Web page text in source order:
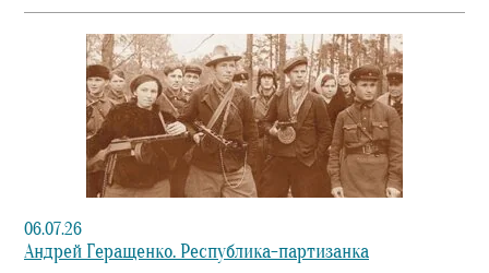
06.07.26
Андрей Геращенко. Республика-партизанка